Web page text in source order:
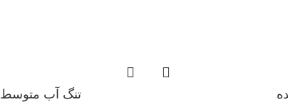
تنگ آب متوسط 1 لیتری پرشین